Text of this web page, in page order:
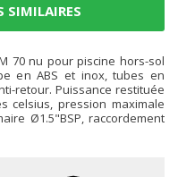
SIMILAIRES
70 nu pour piscine hors-sol
en ABS et inox, tubes en
retour. Puissance restituée
celsius, pression maximale
Ø1.5"BSP, raccordement